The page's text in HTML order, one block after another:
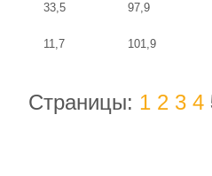
33,5 97,9
11,7 101,9
Страницы: 1 2 3 4